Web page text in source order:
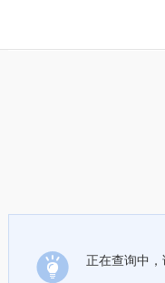
正在查询中